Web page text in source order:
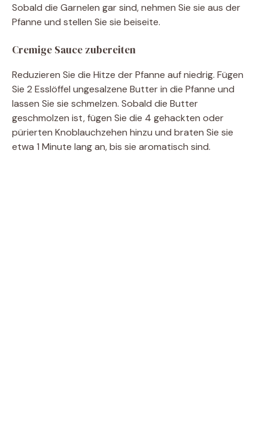
Sobald die Garnelen gar sind, nehmen Sie sie aus der
Pfanne und stellen Sie sie beiseite.
Cremige Sauce zubereiten
Reduzieren Sie die Hitze der Pfanne auf niedrig. Fügen
Sie 2 Esslöffel ungesalzene Butter in die Pfanne und
lassen Sie sie schmelzen. Sobald die Butter
geschmolzen ist, fügen Sie die 4 gehackten oder
pürierten Knoblauchzehen hinzu und braten Sie sie
etwa 1 Minute lang an, bis sie aromatisch sind.